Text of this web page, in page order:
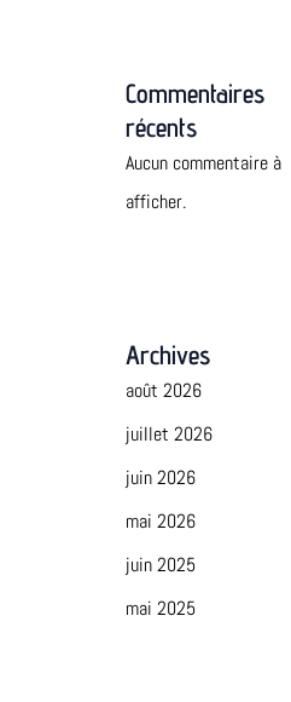
Commentaires
récents
Aucun commentaire à
afficher.
Archives
août 2026
juillet 2026
juin 2026
mai 2026
juin 2025
mai 2025